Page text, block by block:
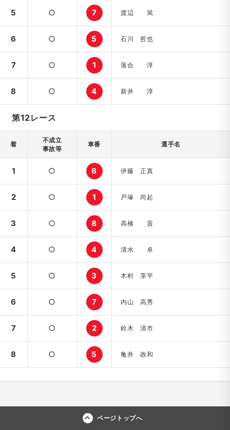
5 ○ 7 渡辺 篤
6 ○ 5 石川 哲也
7 ○ 1 落合 淳
8 ○ 4 新井 淳
第12レース
着
不成立
事故等
車番 選手名
1 ○ 6 伊藤 正真
2 ○ 1 戸塚 尚起
3 ○ 8 高橋 貢
4 ○ 4 清水 卓
5 ○ 3 木村 享平
6 ○ 7 内山 高秀
7 ○ 2 鈴木 清市
8 ○ 5 亀井 政和
ページトップへ